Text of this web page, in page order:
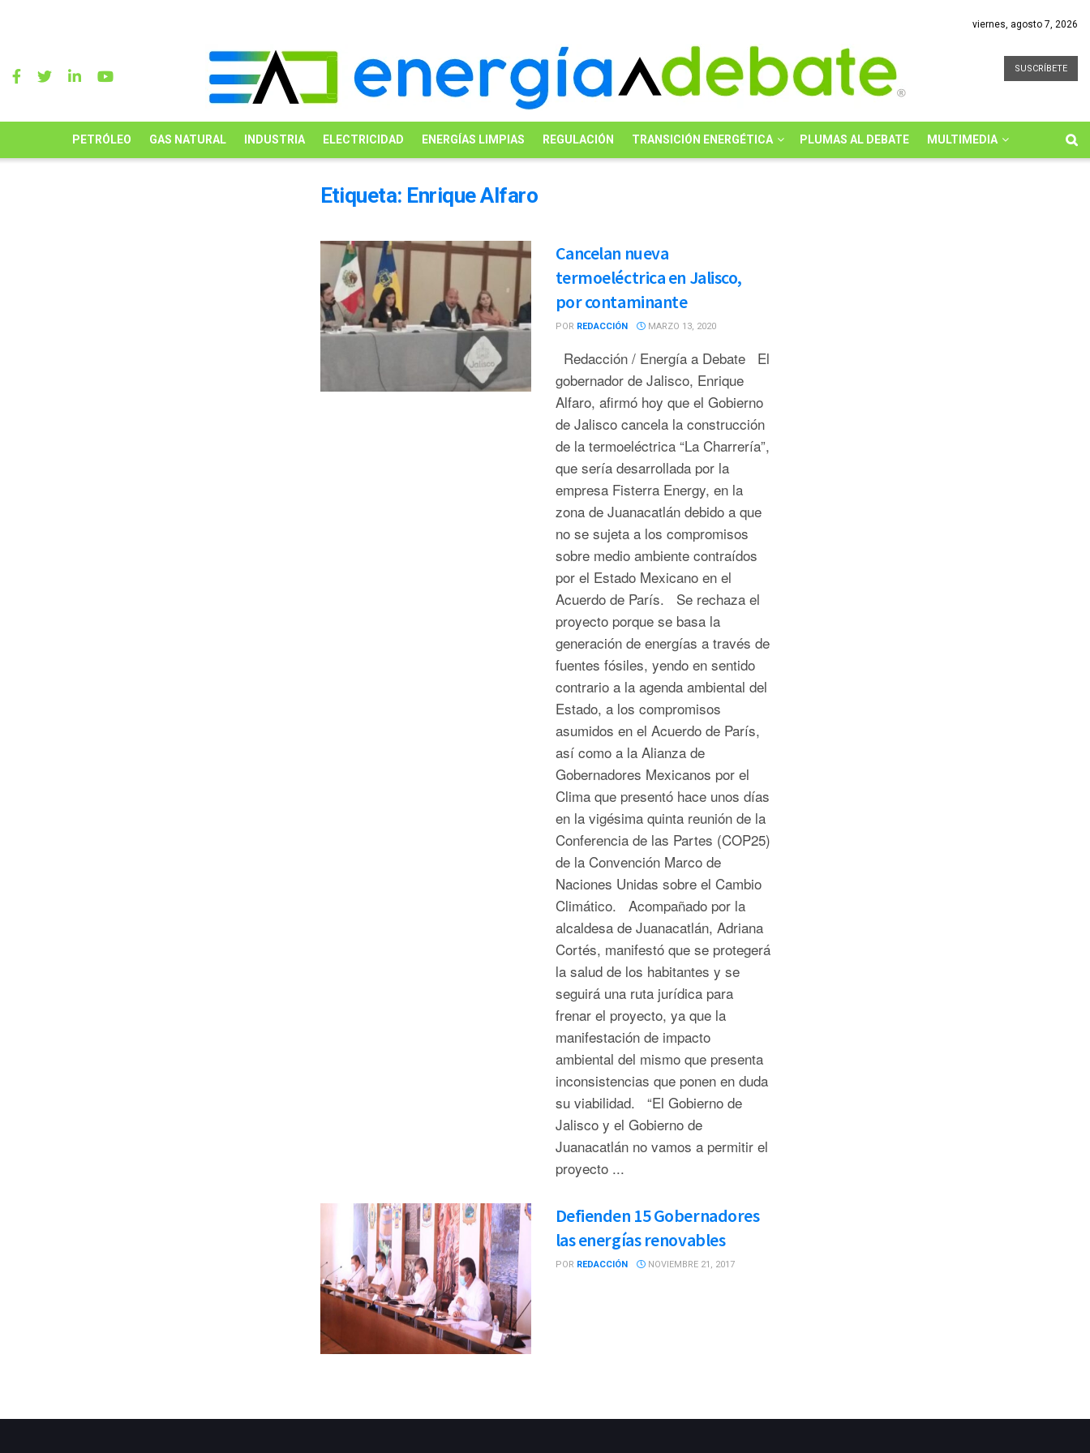
viernes, agosto 7, 2026
SUSCRÍBETE
PETRÓLEO GAS NATURAL INDUSTRIA ELECTRICIDAD ENERGÍAS LIMPIAS REGULACIÓN TRANSICIÓN ENERGÉTICA PLUMAS AL DEBATE MULTIMEDIA
Etiqueta: Enrique Alfaro
Cancelan nueva
termoeléctrica en Jalisco,
por contaminante
POR REDACCIÓN MARZO 13, 2020
Redacción / Energía a Debate El
gobernador de Jalisco, Enrique
Alfaro, afirmó hoy que el Gobierno
de Jalisco cancela la construcción
de la termoeléctrica “La Charrería”,
que sería desarrollada por la
empresa Fisterra Energy, en la
zona de Juanacatlán debido a que
no se sujeta a los compromisos
sobre medio ambiente contraídos
por el Estado Mexicano en el
Acuerdo de París. Se rechaza el
proyecto porque se basa la
generación de energías a través de
fuentes fósiles, yendo en sentido
contrario a la agenda ambiental del
Estado, a los compromisos
asumidos en el Acuerdo de París,
así como a la Alianza de
Gobernadores Mexicanos por el
Clima que presentó hace unos días
en la vigésima quinta reunión de la
Conferencia de las Partes (COP25)
de la Convención Marco de
Naciones Unidas sobre el Cambio
Climático. Acompañado por la
alcaldesa de Juanacatlán, Adriana
Cortés, manifestó que se protegerá
la salud de los habitantes y se
seguirá una ruta jurídica para
frenar el proyecto, ya que la
manifestación de impacto
ambiental del mismo que presenta
inconsistencias que ponen en duda
su viabilidad. “El Gobierno de
Jalisco y el Gobierno de
Juanacatlán no vamos a permitir el
proyecto ...
Defienden 15 Gobernadores
las energías renovables
POR REDACCIÓN NOVIEMBRE 21, 2017